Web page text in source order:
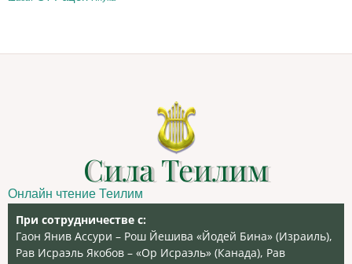
Сила Теилим
Онлайн чтение Теилим
При сотрудничестве с:
Гаон Янив Ассури – Рош Йешива «Йодей Бина» (Израиль),
Рав Исраэль Якобов – «Ор Исраэль» (Канада), Рав